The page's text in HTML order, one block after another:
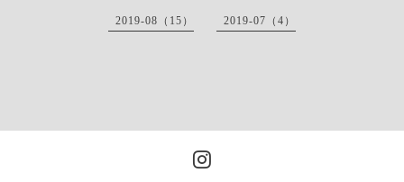
2019-08（15） 2019-07（4）